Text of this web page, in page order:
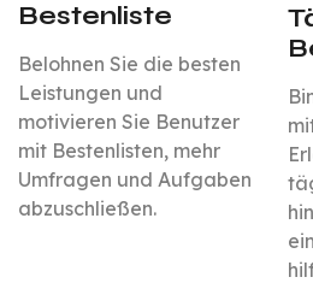
Bestenliste
Belohnen Sie die besten
Leistungen und
motivieren Sie Benutzer
mit Bestenlisten, mehr
Umfragen und Aufgaben
abzuschließen.